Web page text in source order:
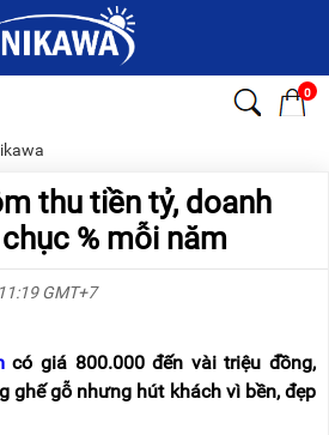
0
thu tiền tỷ, doanh
% mỗi năm
GMT+7
có giá 800.000 đến vài triệu đồng,
ghế gỗ nhưng hút khách vì bền, đẹp